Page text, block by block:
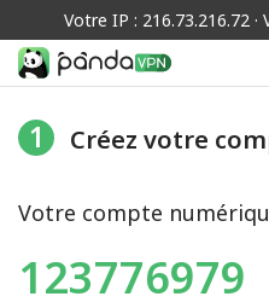
Votre IP : 216.73.216.72
1 Créez votre
Votre compte
123776979